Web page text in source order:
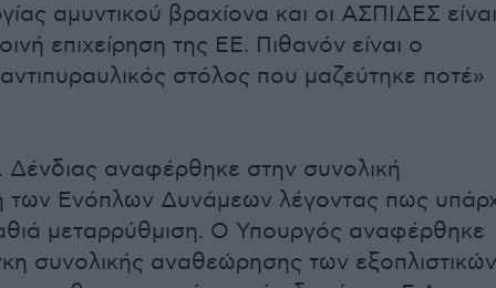
αμυντικού βραχίονα και οι ΑΣΠΙΔΕΣ
επιχείρηση της ΕΕ. Πιθανόν είναι ο
στόλος που μαζεύτηκε ποτέ»
Δένδιας αναφέρθηκε στην συνολική
των Ενόπλων Δυνάμεων λέγοντας πως
μεταρρύθμιση. Ο Υπουργός αναφέρθηκε
συνολικής αναθεώρησης των εξοπλιστικών